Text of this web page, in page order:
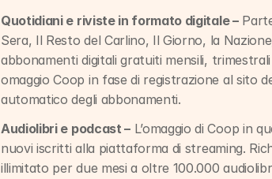
Quotidiani e riviste in formato digitale –
Sera, Il Resto del Carlino, Il Giorno, la
abbonamenti digitali gratuiti mensili,
omaggio Coop in fase di registrazione al sito
automatico degli abbonamenti.
Audiolibri e podcast – L’omaggio di Coop in
nuovi iscritti alla piattaforma di streaming.
illimitato per due mesi a oltre 100.000